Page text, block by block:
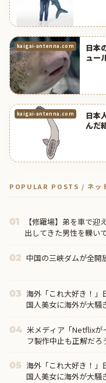
kaigai-antenna.com
日本
ュー
kaigai-antenna.com
日本
んだ
POPULAR POSTS / ネッ
01
【修羅場】弟を車で
出してきた男性を轢い
02 中国の三峡ダムが全開
03 海外「これ大好き！」
国人美女に海外が大騒
04 米メディア「Netflixが
フ製作中止も正解だ
05 海外「これ大好き！」
国人美女に海外が大騒